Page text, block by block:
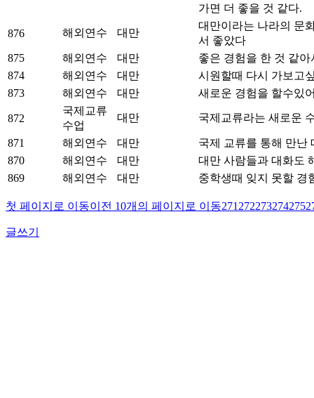
가면 더 좋을 것 같다.
876 해외연수 대만
대만이라는 나라의 문
서 좋았다
875
해외연수 대만
좋은 경험을 한 것 같아
874
해외연수 대만
시원할때 다시 가보고
873
해외연수 대만 새로운 경험을 할수있
872
국제교류
수업
대만 국제교류라는 새로운
871 해외연수 대만
국제 교류를 통해 만난
870
해외연수 대만
대만 사람들과 대화도
869
해외연수 대만 중학생때 잊지 못할 경
첫 페이지로 이동이전 10개의 페이지로 이동271 272273274275
글쓰기